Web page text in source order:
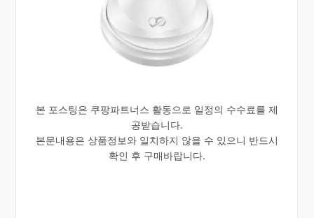
본 포스팅은 쿠팡파트너스 활동으로 일정의 수수료를 제
공받습니다.
본문내용은 상품정보와 일치하지 않을 수 있으니 반드시
확인 후 구매바랍니다.